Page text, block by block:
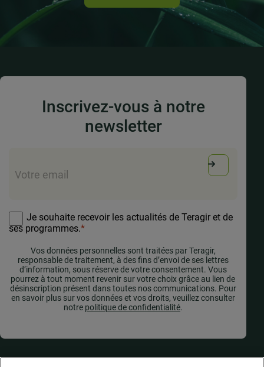
Inscrivez-vous à notre
newsletter
RGPD*
Je souhaite recevoir les actualités de Teragir et de
ses programmes.*
Vos données personnelles sont traitées par Teragir,
responsable de traitement, à des fins d’envoi de ses lettres
d’information, sous réserve de votre consentement. Vous
pourrez à tout moment revenir sur votre choix grâce au lien de
désinscription présent dans toutes nos communications. Pour
en savoir plus sur vos données et vos droits, veuillez consulter
notre politique de confidentialité.